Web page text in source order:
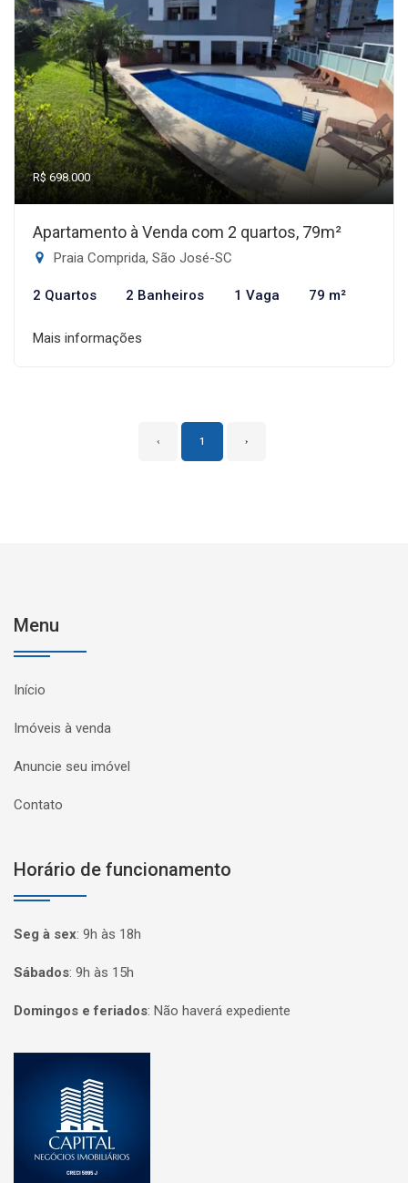
R$ 698.000
Apartamento à Venda com 2 quartos, 79m²
Praia Comprida, São José-SC
2 Quartos 2 Banheiros 1 Vaga 79 m²
Mais informações
‹ 1 ›
Menu
Início
Imóveis à venda
Anuncie seu imóvel
Contato
Horário de funcionamento
Seg à sex: 9h às 18h
Sábados: 9h às 15h
Domingos e feriados: Não haverá expediente